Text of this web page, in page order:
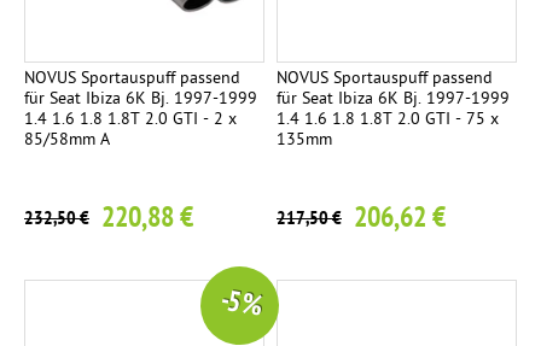
NOVUS Sportauspuff passend
für Seat Ibiza 6K Bj. 1997-1999
1.4 1.6 1.8 1.8T 2.0 GTI - 2 x
85/58mm A
232,50 € 220,88 €
NOVUS Sportauspuff passend
für Seat Ibiza 6K Bj. 1997-1999
1.4 1.6 1.8 1.8T 2.0 GTI - 75 x
135mm
217,50 € 206,62 €
-5 %